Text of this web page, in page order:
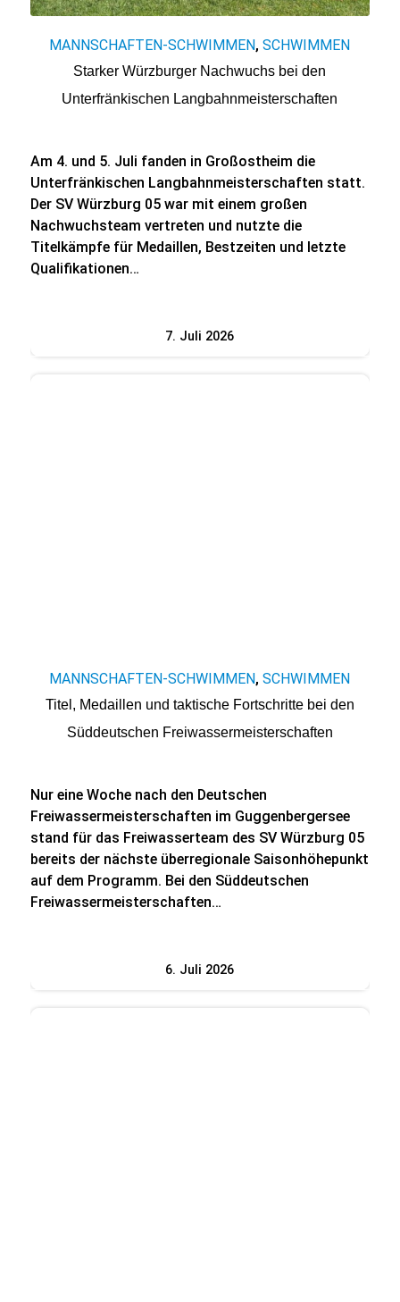
MANNSCHAFTEN-SCHWIMMEN,SCHWIMMEN
Starker Würzburger Nachwuchs bei den
Unterfränkischen Langbahnmeisterschaften
Am 4. und 5. Juli fanden in Großostheim die
Unterfränkischen Langbahnmeisterschaften statt.
Der SV Würzburg 05 war mit einem großen
Nachwuchsteam vertreten und nutzte die
Titelkämpfe für Medaillen, Bestzeiten und letzte
Qualifikationen…
7. Juli 2026
MANNSCHAFTEN-SCHWIMMEN,SCHWIMMEN
Titel, Medaillen und taktische Fortschritte bei den
Süddeutschen Freiwassermeisterschaften
Nur eine Woche nach den Deutschen
Freiwassermeisterschaften im Guggenbergersee
stand für das Freiwasserteam des SV Würzburg 05
bereits der nächste überregionale Saisonhöhepunkt
auf dem Programm. Bei den Süddeutschen
Freiwassermeisterschaften…
6. Juli 2026